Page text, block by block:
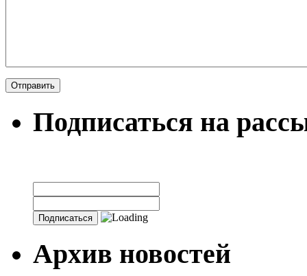
Подписаться на
Архив новостей